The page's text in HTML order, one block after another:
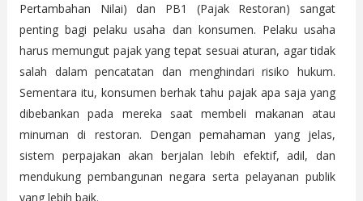
Pertambahan Nilai) dan PB1 (Pajak Restoran) sangat
penting bagi pelaku usaha dan konsumen. Pelaku usaha
harus memungut pajak yang tepat sesuai aturan, agar tidak
salah dalam pencatatan dan menghindari risiko hukum.
Sementara itu, konsumen berhak tahu pajak apa saja yang
dibebankan pada mereka saat membeli makanan atau
minuman di restoran. Dengan pemahaman yang jelas,
sistem perpajakan akan berjalan lebih efektif, adil, dan
mendukung pembangunan negara serta pelayanan publik
yang lebih baik.